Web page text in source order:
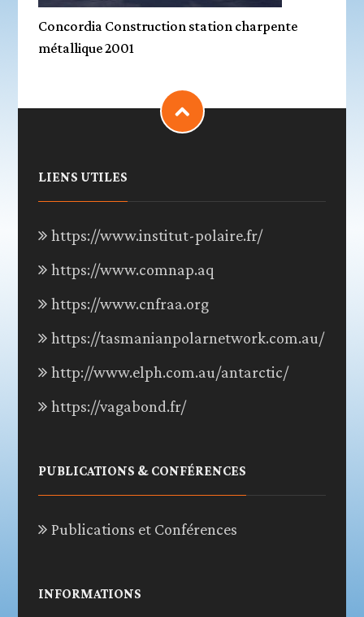
Concordia Construction station charpente
métallique 2001
LIENS UTILES
https://www.institut-polaire.fr/
https://www.comnap.aq
https://www.cnfraa.org
https://tasmanianpolarnetwork.com.au/
http://www.elph.com.au/antarctic/
https://vagabond.fr/
PUBLICATIONS & CONFÉRENCES
Publications et Conférences
INFORMATIONS